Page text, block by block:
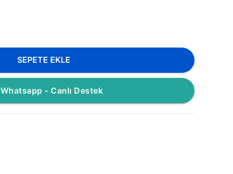
SEPETE EKLE
Whatsapp - Canlı Destek